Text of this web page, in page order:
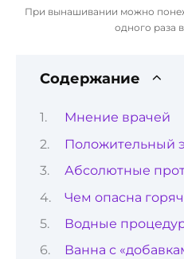
При вынашивании можно
одного раза
Содержание
Мнение врачей
Положительный
Абсолютные
Чем опасна
Водные
Ванна с